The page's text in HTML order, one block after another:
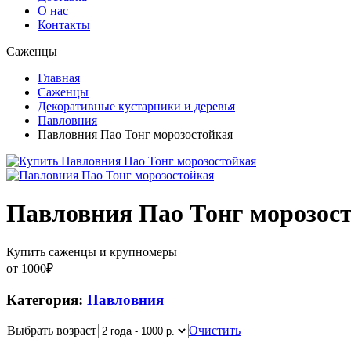
О нас
Контакты
Саженцы
Главная
Саженцы
Декоративные кустарники и деревья
Павловния
Павловния Пао Тонг морозостойкая
Павловния Пао Тонг
Купить саженцы и крупномеры
от 1000₽
Категория: Павловния
Выбрать возраст Очистить